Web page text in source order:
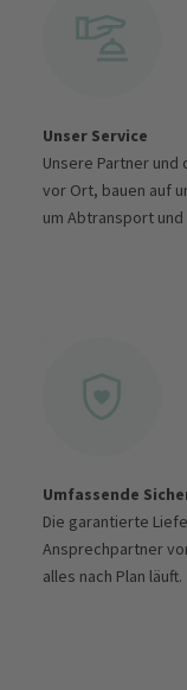
Unser Service
Unsere Partner
vor Ort, bauen auf
um Abtransport
Umfassende
Die garantierte
Ansprechpartner
alles nach Plan läuft.